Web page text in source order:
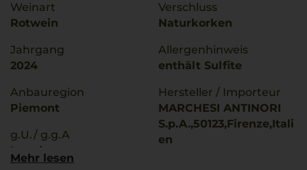
Weinart
Rotwein
Jahrgang
2024
Anbauregion
Piemont
g.U./ g.g.A
Langhe
Verschluss
Naturkorken
Allergenhinweis
enthält Sulfite
Hersteller / Importeur
MARCHESI ANTINORI
S.p.A.,50123,Firenze,Itali
en
Mehr lesen